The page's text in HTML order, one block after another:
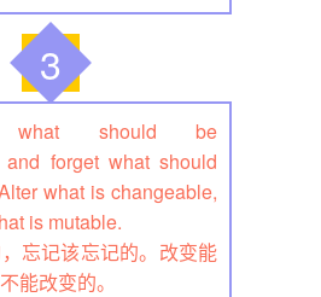
3
what should be
and forget what should
what is changeable,
is mutable.
忘记该忘记的。改变能
能改变的。